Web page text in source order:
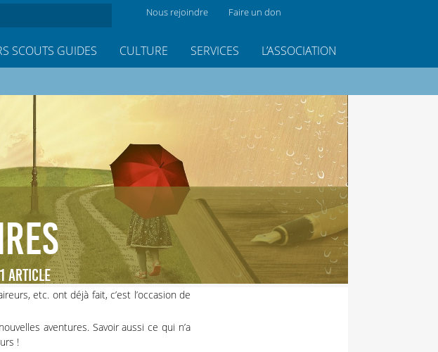
Nous rejoindre Faire un don
SCOUTS GUIDES CULTURE SERVICES L’ASSOCIATION
ARTICLE
etc. ont déjà fait, c’est l’occasion de
aventures. Savoir aussi ce qui n’a
!